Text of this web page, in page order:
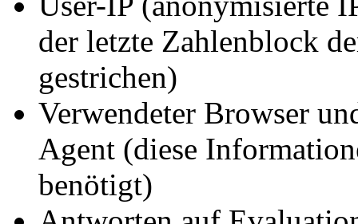
der letzte Zahlenblock
gestrichen)
Verwendeter Browser
Agent (diese
benötigt)